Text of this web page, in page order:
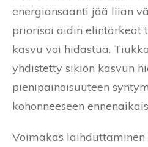
energiansaanti jää liian
priorisoi äidin elintärkeät
kasvu voi hidastua.
yhdistetty sikiön kasvun
pienipainoisuuteen
kohonneeseen
Voimakas